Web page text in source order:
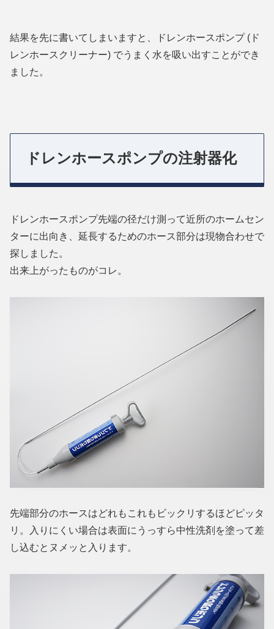
結果を先に書いてしまいますと、ドレンホースポンプ (ド
レンホースクリーナー) でうまく水を吸い出すことができ
ました。
ドレンホースポンプの注射器化
ドレンホースポンプ先端の径だけ測って近所のホームセン
ターに出向き、延長するためのホース部分は現物合わせで
探しました。
出来上がったものがコレ。
先端部分のホースはどれもこれもビックリするほどピッタ
リ。入りにくい場合は表面にうっすら中性洗剤を塗って差
し込むとヌメッと入ります。